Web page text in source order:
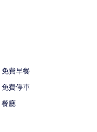
免費早餐
免費停車
餐廳